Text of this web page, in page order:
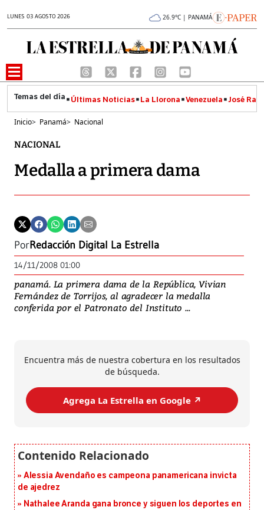
LUNES 03 AGOSTO 2026 26.9°C | PANAMÁ
Últimas Noticias La Llorona Venezuela José
Inicio> Panamá> Nacional
NACIONAL
Medalla a primera dama
PorRedacción Digital La Estrella
14/11/2008 01:00
panamá. La primera dama de la República, Vivian
Fernández de Torrijos, al agradecer la medalla
conferida por el Patronato del Instituto ...
Encuentra más de nuestra cobertura en los resultados
de búsqueda.
Agrega La Estrella en Google ↗️
Alessia Avendaño es campeona panamericana invicta
de ajedrez
Nathalee Aranda gana bronce y siguen los deportes en